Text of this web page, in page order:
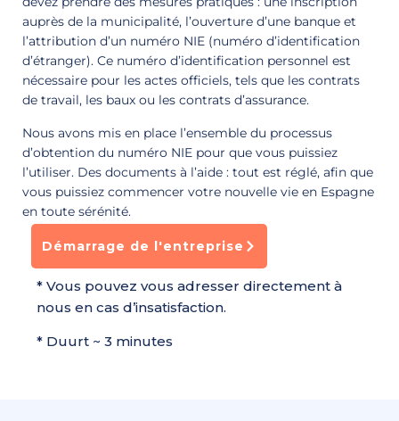
auprès de la municipalité, l’ouverture d’une banque et
l’attribution d’un numéro NIE (numéro d’identification
d’étranger). Ce numéro d’identification personnel est
nécessaire pour les actes officiels, tels que les contrats
de travail, les baux ou les contrats d’assurance.
Nous avons mis en place l’ensemble du processus
d’obtention du numéro NIE pour que vous puissiez
l’utiliser. Des documents à l’aide : tout est réglé, afin que
vous puissiez commencer votre nouvelle vie en Espagne
en toute sérénité.
Démarrage de l'entreprise
* Vous pouvez vous adresser directement à
nous en cas d’insatisfaction.
* Duurt ~ 3 minutes